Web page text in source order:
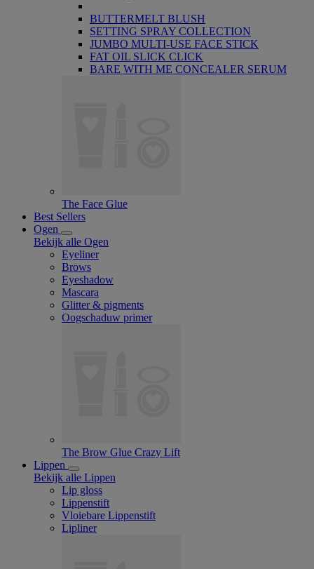
BUTTERMELT BLUSH
SETTING SPRAY COLLECTION
JUMBO MULTI-USE FACE STICK
FAT OIL SLICK CLICK
BARE WITH ME CONCEALER SERUM
The Face Glue
Best Sellers
Ogen
Bekijk alle Ogen
Eyeliner
Brows
Eyeshadow
Mascara
Glitter & pigments
Oogschaduw primer
The Brow Glue Crazy Lift
Lippen
Bekijk alle Lippen
Lip gloss
Lippenstift
Vloiebare Lippenstift
Lipliner